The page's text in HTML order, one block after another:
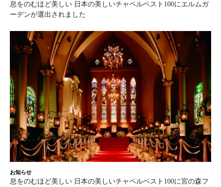
息をのむほど美しい 日本の美しいチャペルベスト100にエルムガ
ーデンが選出されました
お知らせ
息をのむほど美しい 日本の美しいチャペルベスト100に宮の森フ